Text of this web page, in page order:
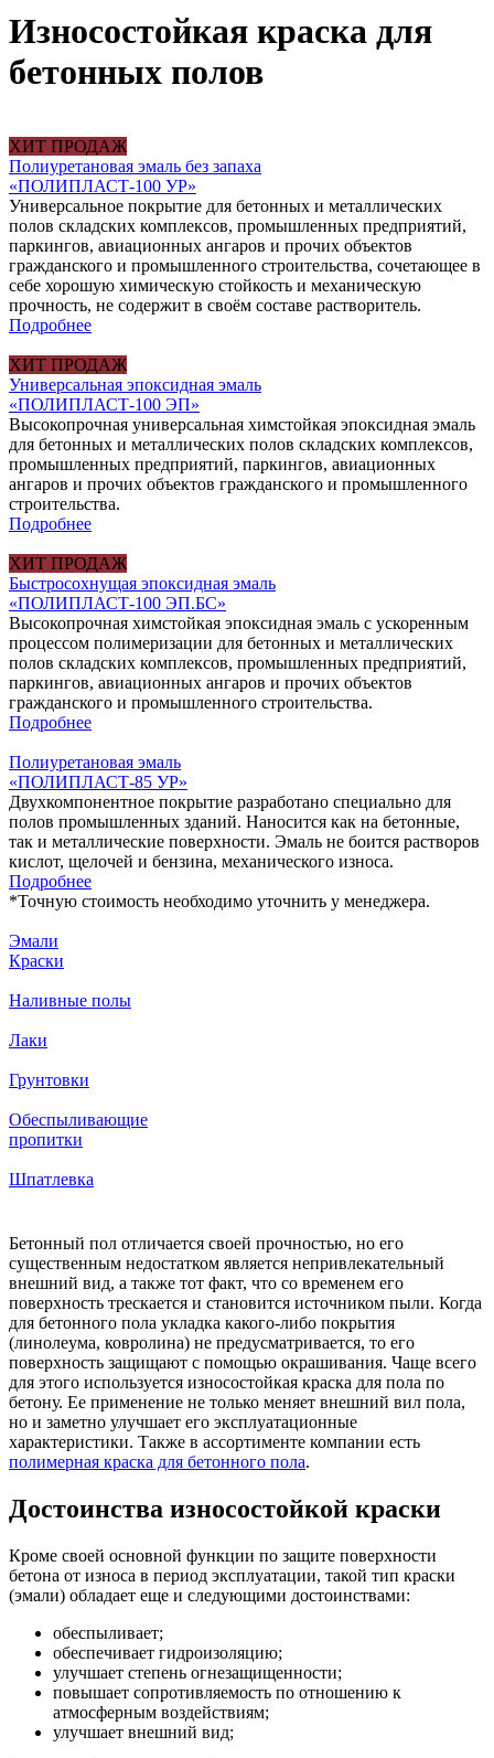
Износостойкая краска для
бетонных полов
ХИТ ПРОДАЖ
Полиуретановая эмаль без запаха
«ПОЛИПЛАСТ-100 УР»
Универсальное покрытие для бетонных и металлических
полов складских комплексов, промышленных предприятий,
паркингов, авиационных ангаров и прочих объектов
гражданского и промышленного строительства, сочетающее в
себе хорошую химическую стойкость и механическую
прочность, не содержит в своём составе растворитель.
Подробнее
ХИТ ПРОДАЖ
Универсальная эпоксидная эмаль
«ПОЛИПЛАСТ-100 ЭП»
Высокопрочная универсальная химстойкая эпоксидная эмаль
для бетонных и металлических полов складских комплексов,
промышленных предприятий, паркингов, авиационных
ангаров и прочих объектов гражданского и промышленного
строительства.
Подробнее
ХИТ ПРОДАЖ
Быстросохнущая эпоксидная эмаль
«ПОЛИПЛАСТ-100 ЭП.БС»
Высокопрочная химстойкая эпоксидная эмаль с ускоренным
процессом полимеризации для бетонных и металлических
полов складских комплексов, промышленных предприятий,
паркингов, авиационных ангаров и прочих объектов
гражданского и промышленного строительства.
Подробнее
Полиуретановая эмаль
«ПОЛИПЛАСТ-85 УР»
Двухкомпонентное покрытие разработано специально для
полов промышленных зданий. Наносится как на бетонные,
так и металлические поверхности. Эмаль не боится растворов
кислот, щелочей и бензина, механического износа.
Подробнее
*Точную стоимость необходимо уточнить у менеджера.
Эмали
Краски
Наливные полы
Лаки
Грунтовки
Обеспыливающие
пропитки
Шпатлевка
Бетонный пол отличается своей прочностью, но его
существенным недостатком является непривлекательный
внешний вид, а также тот факт, что со временем его
поверхность трескается и становится источником пыли. Когда
для бетонного пола укладка какого-либо покрытия
(линолеума, ковролина) не предусматривается, то его
поверхность защищают с помощью окрашивания. Чаще всего
для этого используется износостойкая краска для пола по
бетону. Ее применение не только меняет внешний вил пола,
но и заметно улучшает его эксплуатационные
характеристики. Также в ассортименте компании есть
полимерная краска для бетонного пола.
Достоинства износостойкой краски
Кроме своей основной функции по защите поверхности
бетона от износа в период эксплуатации, такой тип краски
(эмали) обладает еще и следующими достоинствами:
обеспыливает;
обеспечивает гидроизоляцию;
улучшает степень огнезащищенности;
повышает сопротивляемость по отношению к
атмосферным воздействиям;
улучшает внешний вид;